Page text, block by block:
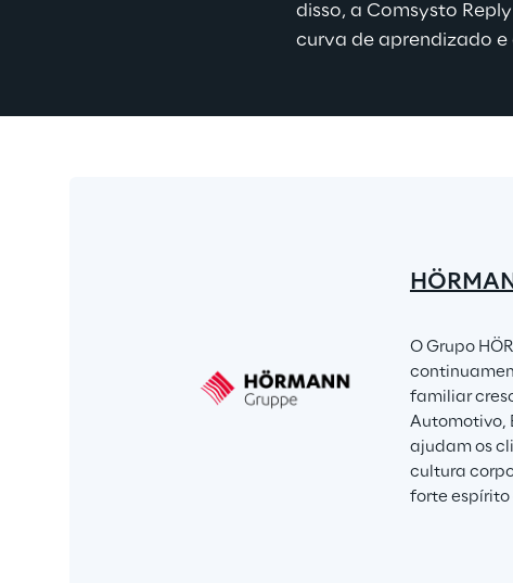
disso, a Comsysto
curva de aprendizado
O Grupo
familiar
Automotivo,
ajudam os
cultura
forte espírito